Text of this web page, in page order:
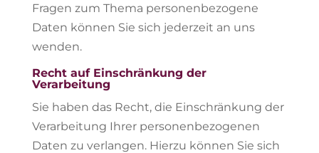
Fragen zum Thema personenbezogene
Daten können Sie sich jederzeit an uns
wenden.
Recht auf Einschränkung der
Verarbeitung
Sie haben das Recht, die Einschränkung der
Verarbeitung Ihrer personenbezogenen
Daten zu verlangen. Hierzu können Sie sich